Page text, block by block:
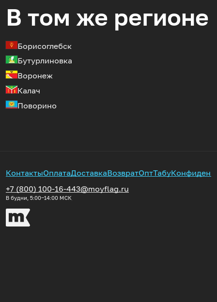
В том же регионе
Борисоглебск
Бутурлиновка
Воронеж
Калач
Поворино
КонтактыОплатаДоставкаВозвратОптТабу
+7 (800) 100-16-44
В будни, 5:00‒14:00 МСК
3@moyflag.ru